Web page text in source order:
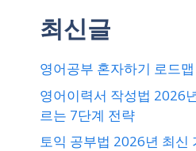
최신글
영어공부 혼자하기 로드맵
영어이력서 작성법 2026
르는 7단계 전략
토익 공부법 2026년 최신